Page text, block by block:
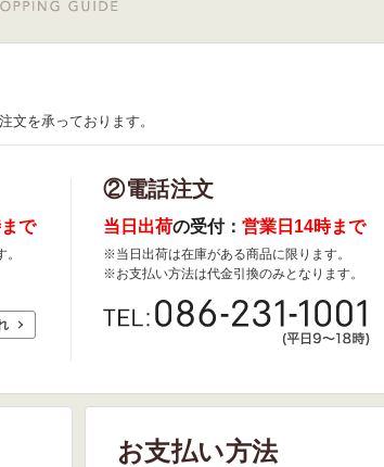
文を承っております。
で
②電話注文
当日出荷の受付： 営業日14時まで
※当日出荷は在庫がある商品に限ります。
※お支払い方法は代金引換のみとなります。
お支払い方法